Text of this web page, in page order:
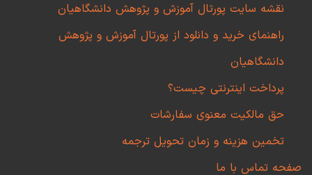
نقشه سایت پورتال آموزش و پژوهش دانشگاهیان
راهنمای خرید و دانلود از پورتال آموزش و پژوهش
دانشگاهیان
پرداخت اینترنتی چیست؟
حق مالکیت معنوی سفارشات
تخمین هزینه و زمان تحویل ترجمه
صفحه تماس با ما